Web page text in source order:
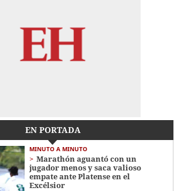
EN PORTADA
MINUTO A MINUTO
Marathón aguantó con un
jugador menos y saca valioso
empate ante Platense en el
Excélsior